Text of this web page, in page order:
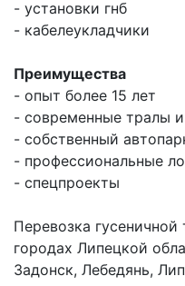
- установки гнб
- кабелеукладчики
Преимущества
- опыт более 15 лет
- современные тралы и
- собственный
- профессиональные
- спецпроекты
Перевозка
городах Липецкой
Задонск, Лебедянь,